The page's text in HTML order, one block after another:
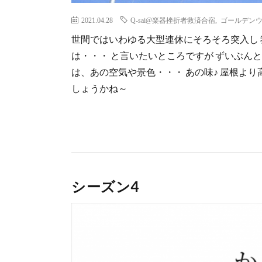
2021.04.28 Q-sai@楽器挫折者救済合宿 ゴールデン
世間ではいわゆる大型連休にそろそろ突入
は・・・ と言いたいところですが ずいぶん
は、あの空気や景色・・・ あの味♪ 屋根よ
しょうかね～
シーズン4